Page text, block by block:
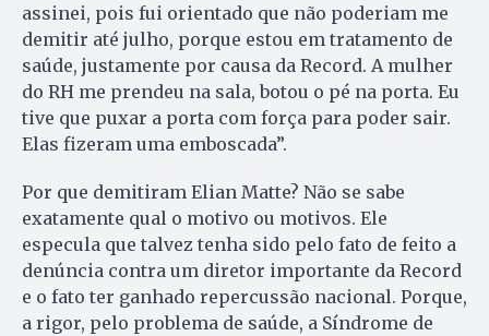
assinei, pois fui orientado que não poderiam me
demitir até julho, porque estou em tratamento de
saúde, justamente por causa da Record. A mulher
do RH me prendeu na sala, botou o pé na porta. Eu
tive que puxar a porta com força para poder sair.
Elas fizeram uma emboscada”.
Por que demitiram Elian Matte? Não se sabe
exatamente qual o motivo ou motivos. Ele
especula que talvez tenha sido pelo fato de feito a
denúncia contra um diretor importante da Record
e o fato ter ganhado repercussão nacional. Porque,
a rigor, pelo problema de saúde, a Síndrome de